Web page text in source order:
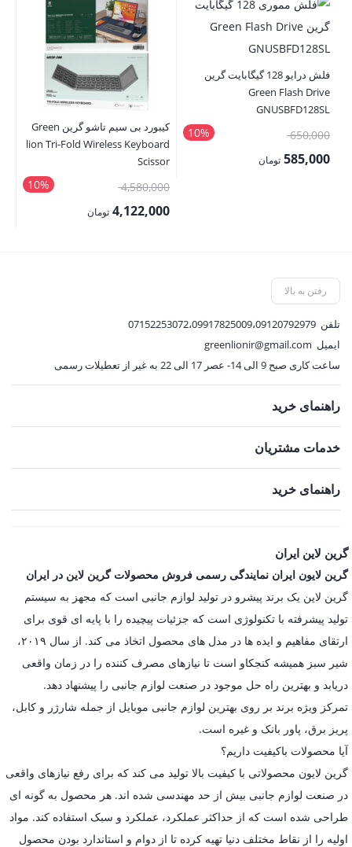
فلش درایو 128 گیگابایت گرین
Green Flash Drive
GNUSBFD128SL
10% 650,000قیمت
اصلی:585,000 تومان
کیبورد بی سیم تاشو گرین Green
lion Tri-Fold Wireless Keyboard
Scissor
10% 4,580,000قیمت
اصلی:4,122,000 تومان
رفتن به بالا
تلفن 07152253072،09917825009،09120792979
ایمیل greenlionir@gmail.com
ساعت کاری صبح 9 الی 14- عصر 17 الی 22 به غیر از تعطیلات رسمی
راهنمای خرید
خدمات مشتریان
راهنمای خرید
گرین لاین ایران
گرین لایون ایران نمایندگی رسمی فروش محصولات گرین لاین در ایران
گرین لاین یک برند پیشرو در تولید لوازم جانبی است که مجهز به سیستم
تولید پیشرفته با تکنولوژی است که جزئیات پیچیده را با پایه ای قوی برای
ارتقای مفاهیم و ایده ها در مدل های محصول اتخاذ می کند. از سال ۲۰۱۹،
شیر سبز همیشه کنجکاو است تا نیازهای مصرف کننده را در زمان واقعی
دریابد و بهترین راه حل موجود در صنعت لوازم جانبی را پیشنهاد دهد.
تمرکز ویژه برند بر روی بهترین لوازم جانبی موبایل از جمله شارژر و کابل،
پریز برق، پاور بانک و غیره است.
آیا محصولات باکیفیت داریم؟
گرین لایون محصولاتی با کیفیت بالا تولید می کند که برای رفع نیازهای واقعی
در صنعت لوازم جانبی بیش از حد مهندسی شده اند. هر محصول به گونه ای
طراحی شده است که از حداکثر عملکرد، عملکرد و سبک استفاده کند. مواد
اولیه را از نقاط مختلف دنیا تهیه کرده تا از دوام و استاندارد بودن محصول